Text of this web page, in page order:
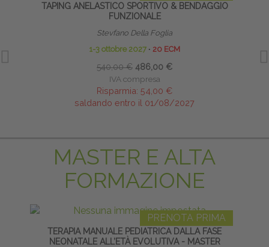
TAPING ANELASTICO SPORTIVO & BENDAGGIO
FUNZIONALE
Stevfano Della Foglia
1-3 ottobre 2027 ∙ 20 ECM
540,00 € 486,00 €
IVA compresa
Risparmia: 54,00 €
saldando entro il 01/08/2027
MASTER E ALTA
FORMAZIONE
PRENOTA PRIMA
TERAPIA MANUALE PEDIATRICA DALLA FASE
NEONATALE ALL’ETÀ EVOLUTIVA - MASTER